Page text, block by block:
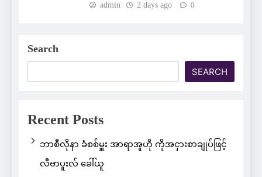
admin 2 days ago 0
Search
SEARCH
Recent Posts
ဘာစီလိုနာ ခံစစ်မှူး အာရာအူဟို ကိုအငှားစာချုပ်ဖြင့်
လီဗာပူးလ် ခေါ်ယူ